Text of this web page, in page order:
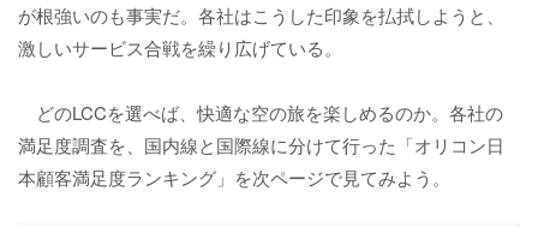
が根強いのも事実だ。各社はこうした印象を払拭しようと、
激しいサービス合戦を繰り広げている。
どのLCCを選べば、快適な空の旅を楽しめるのか。各社の
満足度調査を、国内線と国際線に分けて行った「オリコン日
本顧客満足度ランキング」を次ページで見てみよう。